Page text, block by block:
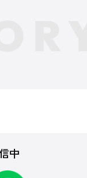
中